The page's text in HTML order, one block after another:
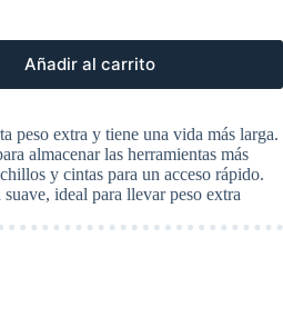
Añadir al carrito
peso extra y tiene una vida más larga.
almacenar las herramientas más
y cintas para un acceso rápido.
ideal para llevar peso extra